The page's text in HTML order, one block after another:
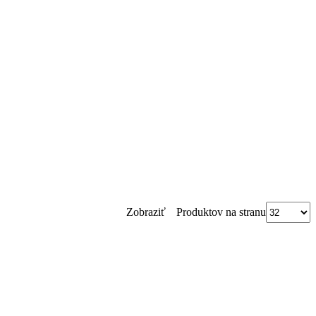
Zobraziť
Produktov na stranu